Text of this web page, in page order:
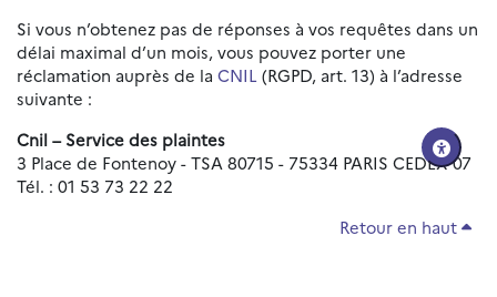
Si vous n’obtenez pas de réponses à vos requêtes dans un
délai maximal d’un mois, vous pouvez porter une
réclamation auprès de la CNIL (RGPD, art. 13) à l’adresse
suivante :
Cnil – Service des plaintes
3 Place de Fontenoy - TSA 80715 - 75334 PARIS CEDEX 07
Tél. : 01 53 73 22 22
Retour en haut